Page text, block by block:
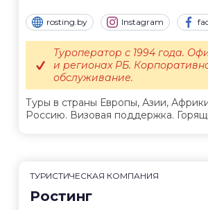
rosting.by Instagram
Туры в страны Европы, Азии,
Россию. Визовая поддержка.
Туроператор с 1994 года.
и регионах РБ.
обслуживание.
ТУРИСТИЧЕСКАЯ КОМПАНИЯ
Ростинг